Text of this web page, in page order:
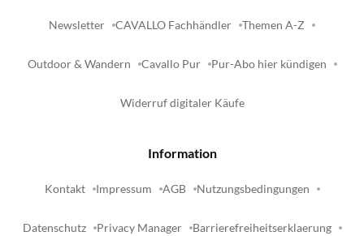
Newsletter CAVALLO Fachhändler Themen A-Z
Outdoor & Wandern Cavallo Pur Pur-Abo hier kündigen
Widerruf digitaler Käufe
Information
Kontakt Impressum AGB Nutzungsbedingungen
Datenschutz Privacy Manager Barrierefreiheitserklaerung